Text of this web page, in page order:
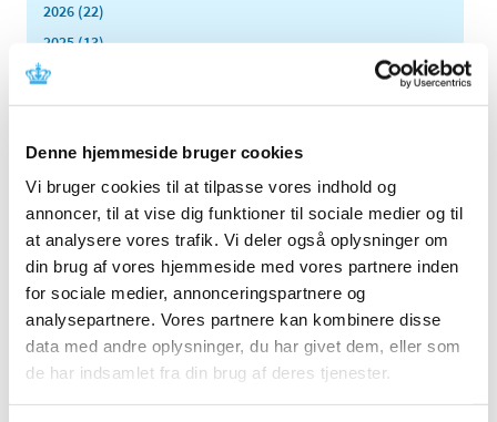
Denne hjemmeside bruger cookies
Vi bruger cookies til at tilpasse vores indhold og
annoncer, til at vise dig funktioner til sociale medier og til
at analysere vores trafik. Vi deler også oplysninger om
din brug af vores hjemmeside med vores partnere inden
for sociale medier, annonceringspartnere og
analysepartnere. Vores partnere kan kombinere disse
data med andre oplysninger, du har givet dem, eller som
de har indsamlet fra din brug af deres tjenester.
2026 (22)
2025 (13)
2024 (15)
december (1)
august (1)
juni (2)
maj (3)
marts (2)
februar (2)
januar (2)
2023 (18)
2022 (10)